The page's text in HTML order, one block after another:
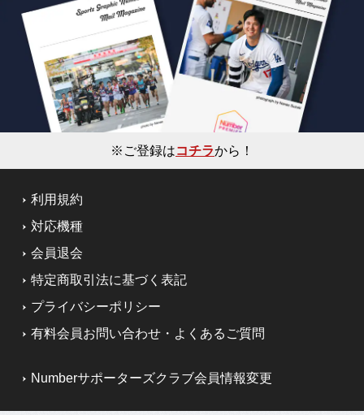
※ご登録はコチラから！
利用規約
対応機種
会員退会
特定商取引法に基づく表記
プライバシーポリシー
有料会員お問い合わせ・よくあるご質問
Numberサポーターズクラブ会員情報変更